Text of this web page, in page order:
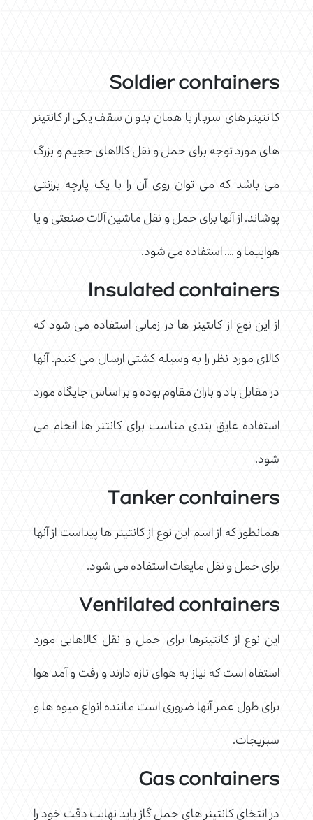
Soldier containers
کانتینر های سرباز یا همان بدون سقف یکی از کانتینر
های مورد توجه برای حمل و نقل کالاهای حجیم و بزرگ
می باشد که می توان روی آن را با یک پارچه برزنتی
پوشاند. از آنها برای حمل و نقل ماشین آلات صنعتی و یا
هواپیما و …. استفاده می شود.
Insulated containers
از این نوع از کانتینر ها در زمانی استفاده می شود که
کالای مورد نظر را به وسیله کشتی ارسال می کنیم. آنها
در مقابل باد و باران مقاوم بوده و بر اساس جایگاه مورد
استفاده عایق بندی مناسب برای کانتنر ها انجام می
شود.
Tanker containers
همانطور که از اسم این نوع از کانتینر ها پیداست از آنها
برای حمل و نقل مایعات استفاده می شود.
Ventilated containers
این نوع از کانتینرها برای حمل و نقل کالاهایی مورد
استفاه است که نیاز به هوای تازه دارند و رفت و آمد هوا
برای طول عمر آنها ضروری است ماننده انواع میوه ها و
سبزیجات.
Gas containers
در انتخای کانتینر های حمل گاز باید نهایت دقت خود را